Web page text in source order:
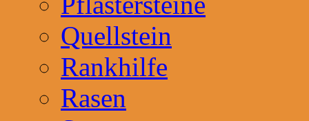
Quellstein
Rankhilfe
Rasen